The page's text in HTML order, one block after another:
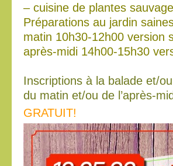
– cuisine de plantes
Préparations au jardin
matin 10h30-12h00 version
après-midi 14h00-15h30
Inscriptions à la balade et/
du matin et/ou de l’après-
GRATUIT!